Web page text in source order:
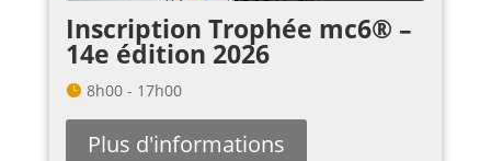
Inscription Trophée mc6® –
14e édition 2026
8h00 - 17h00
Plus d'informations